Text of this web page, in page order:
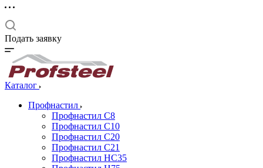
Подать заявку
Каталог
Профнастил
Профнастил С8
Профнастил С10
Профнастил С20
Профнастил С21
Профнастил НС35